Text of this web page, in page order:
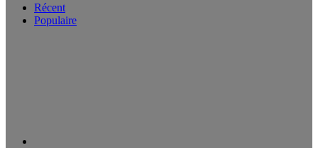
Récent
Populaire